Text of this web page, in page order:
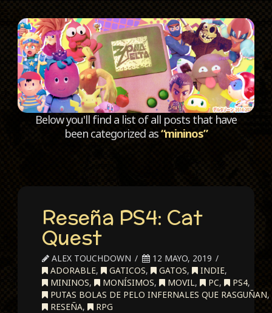
Below you'll find a list of all posts that have
been categorized as“mininos”
Reseña PS4: Cat
Quest
ALEX TOUCHDOWN
12 MAYO, 2019
ADORABLE, GATICOS, GATOS, INDIE,
MININOS, MONÍSIMOS, MOVIL, PC, PS4,
PUTAS BOLAS DE PELO INFERNALES QUE RASGUÑAN,
RESEÑA, RPG